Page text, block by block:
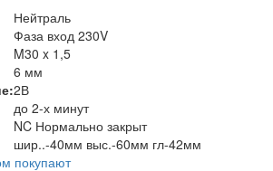
Нейтраль
Фаза вход 230V
M30 x 1,5
6 мм
2В
до 2-х минут
NC Нормально закрыт
шир..-40мм выс.-60мм гл-42мм
покупают